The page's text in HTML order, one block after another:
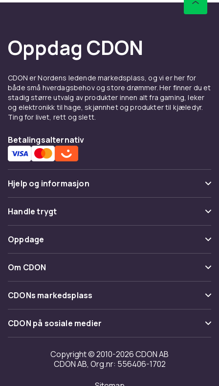
Oppdag CDON
CDON er Nordens ledende markedsplass, og vi er her for
både små hverdagsbehov og store drømmer. Her finner du et
stadig større utvalg av produkter innen alt fra gaming, leker
og elektronikk til hage, skjønnhet og produkter til kjæledyr.
Ting for livet, rett og slett.
Betalingsalternativ
Hjelp og informasjon
Vanlige spørsmål
Spor pakke
Angre & returner her
Kontakt oss
Handle trygt
Betaling
Levering
Tilbakekallinger
Oppdage
Kategorier
Varemerker
Om CDON
Om oss
Kundeanmeldelser
Jobbe på CDON
Investor relations
Tilgjengelighet
CDONs markedsplass
Merchant Help Center
CDON på sosiale medier
Copyright © 2010-2026 CDON AB
CDON AB, Org.nr: 556406-1702